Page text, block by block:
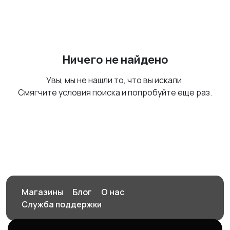
Ничего не найдено
Увы, мы не нашли то, что вы искали.
Смягчите условия поиска и попробуйте еще раз.
Магазины Блог
О нас
Служба поддержки